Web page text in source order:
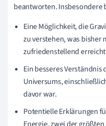
beantworten. Insbesondere
Eine Möglichkeit, die
zu verstehen, was bisher
zufriedenstellend
Ein besseres
Universums,
davor war.
Potentielle Erklärungen
Energie, zwei der